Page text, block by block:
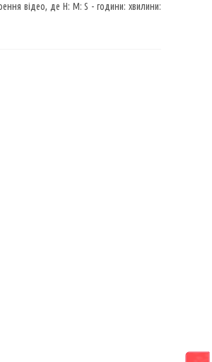
відео, де H: M: S - години: хвилини: